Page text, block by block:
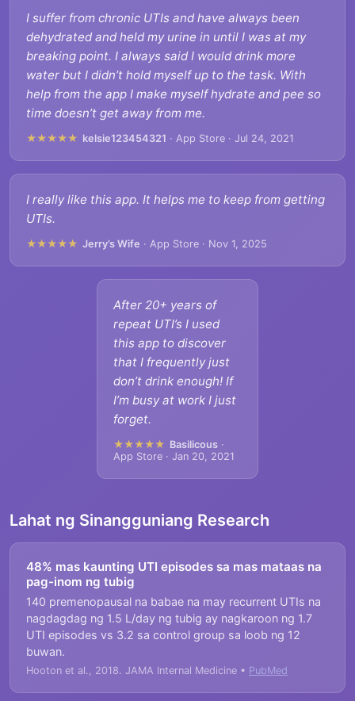
I suffer from chronic UTIs and have always been
dehydrated and held my urine in until I was at my
breaking point. I always said I would drink more
water but I didn’t hold myself up to the task. With
help from the app I make myself hydrate and pee so
time doesn’t get away from me.
★★★★★ kelsie123454321 · App Store · Jul 24, 2021
I really like this app. It helps me to keep from getting
UTIs.
★★★★★ Jerry’s Wife · App Store · Nov 1, 2025
After 20+ years of
repeat UTI’s I used
this app to discover
that I frequently just
don’t drink enough! If
I’m busy at work I just
forget.
★★★★★ Basilicous ·
App Store · Jan 20, 2021
Lahat ng Sinangguniang Research
48% mas kaunting UTI episodes sa mas mataas na
pag-inom ng tubig
140 premenopausal na babae na may recurrent UTIs na
nagdagdag ng 1.5 L/day ng tubig ay nagkaroon ng 1.7
UTI episodes vs 3.2 sa control group sa loob ng 12
buwan.
Hooton et al., 2018. JAMA Internal Medicine • PubMed